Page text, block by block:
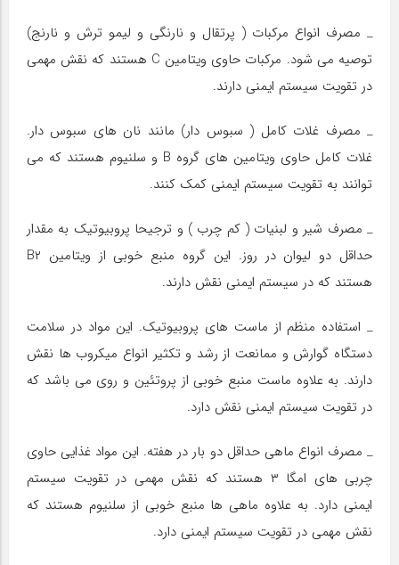
_ مصرف انواع مرکبات ( پرتقال و نارنگی و لیمو ترش و نارنج)
توصیه می شود. مرکبات حاوی ویتامین C هستند که نقش مهمی
در تقویت سیستم ایمنی دارند.
_ مصرف غلات کامل ( سبوس دار) مانند نان های سبوس دار.
غلات کامل حاوی ویتامین های گروه B و سلنیوم هستند که می
توانند به تقویت سیستم ایمنی کمک کنند.
_ مصرف شیر و لبنیات ( کم چرب ) و ترجیحا پروبیوتیک به مقدار
حداقل دو لیوان در روز. این گروه منبع خوبی از ویتامین B۲
هستند که در سیستم ایمنی نقش دارند.
_ استفاده منظم از ماست های پروبیوتیک. این مواد در سلامت
دستگاه گوارش و ممانعت از رشد و تکثیر انواع میکروب ها نقش
دارند. به علاوه ماست منبع خوبی از پروتئین و روی می باشد که
در تقویت سیستم ایمنی نقش دارد.
_ مصرف انواع ماهی حداقل دو بار در هفته. این مواد غذایی حاوی
چربی های امگا ۳ هستند که نقش مهمی در تقویت سیستم
ایمنی دارد. به علاوه ماهی ها منبع خوبی از سلنیوم هستند که
نقش مهمی در تقویت سیستم ایمنی دارد.